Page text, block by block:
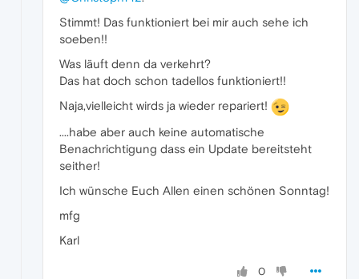
Stimmt! Das funktioniert bei mir auch sehe ich
soeben!!
Was läuft denn da verkehrt?
Das hat doch schon tadellos funktioniert!!
Naja,vielleicht wirds ja wieder repariert!
....habe aber auch keine automatische
Benachrichtigung dass ein Update bereitsteht
seither!
Ich wünsche Euch Allen einen schönen Sonntag!
mfg
Karl
0